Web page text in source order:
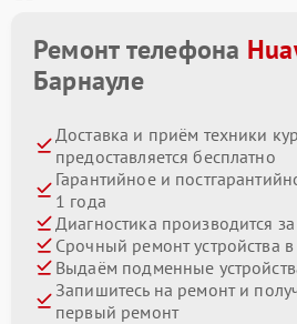
Ремонт телефона
Барнауле
Доставка и приём техники
предоставляется бесплатно
Гарантийное и
1 года
Диагностика производится
Срочный ремонт устройства в
Выдаём подменные
Запишитесь на ремонт и
первый ремонт